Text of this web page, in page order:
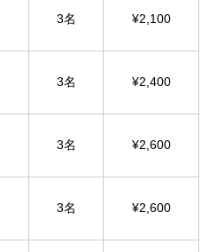
3名 ¥2,100
3名 ¥2,400
3名 ¥2,600
3名 ¥2,600